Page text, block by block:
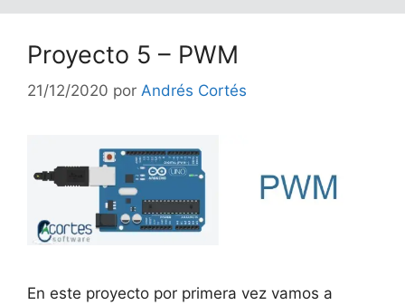
Proyecto 5 – PWM
21/12/2020 por Andrés Cortés
En este proyecto por primera vez vamos a